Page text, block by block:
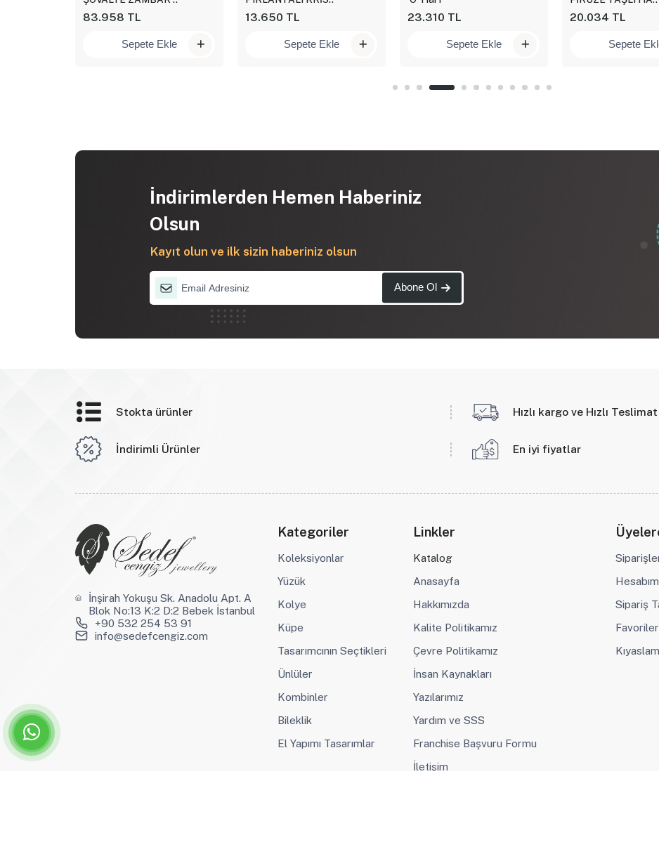
83.958 TL
Sepete Ekle
13.650 TL
Sepete Ekle
23.310 TL
Sepete Ekle
20.034 TL
Sepete
İndirimlerden Hemen Haberiniz
Olsun
Kayıt olun ve ilk sizin haberiniz olsun
Abone Ol
Stokta ürünler Hızlı kargo ve Hızlı Teslimat
İndirimli Ürünler En iyi fiyatlar
İnşirah Yokuşu Sk. Anadolu Apt. A
Blok No:13 K:2 D:2 Bebek İstanbul
+90 532 254 53 91
info@sedefcengiz.com
Kategoriler
Koleksiyonlar
Yüzük
Kolye
Küpe
Tasarımcının Seçtikleri
Ünlüler
Kombinler
Bileklik
El Yapımı Tasarımlar
Linkler
Katalog
Anasayfa
Hakkımızda
Kalite Politikamız
Çevre Politikamız
İnsan Kaynakları
Yazılarımız
Yardım ve SSS
Franchise Başvuru Formu
İletişim
Hesabım
Sipariş